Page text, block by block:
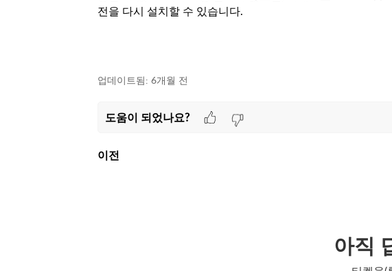
전을 다시 설치할 수 있습니다.
업데이트됨: 6개월 전
도움이 되었나요?
이전
아직